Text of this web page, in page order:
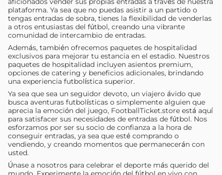
plataforma. Ya sea que no puedas asistir a un partido o
tengas entradas de sobra, tienes la flexibilidad de venderlas
a otros entusiastas del fútbol, ​​creando una vibrante
comunidad de intercambio de entradas.
Además, también ofrecemos paquetes de hospitalidad
exclusivos para mejorar tu estancia en el estadio. Nuestros
paquetes de hospitalidad incluyen asientos premium,
opciones de catering y beneficios adicionales, brindando
una experiencia futbolística superior.
Ya sea que sea un seguidor devoto, un viajero ávido que
busca aventuras futbolísticas o simplemente alguien que
aprecia la emoción del juego, FootballTicket.store está aquí
para satisfacer sus necesidades de entradas de fútbol. Nos
esforzamos por ser su socio de confianza a la hora de
conseguir entradas, ya sea que esté comprando o
vendiendo, y creando momentos que permanecerán con
usted.
Únase a nosotros para celebrar el deporte más querido del